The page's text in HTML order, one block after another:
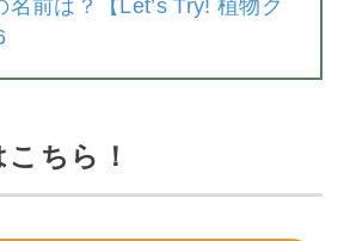
名前は？【Let’s Try! 植物ク
ちら！